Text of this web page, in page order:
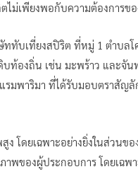
ม่เพียงพอกับความต้องการข
ทับเที่ยงสปิริต ที่หมู่ 1 ตำบลโ
ท้องถิ่น เช่น มะพร้าว และจัน
รมพาริมา ที่ได้รับมอบตราสัญลั
โดยเฉพาะอย่างยิ่งในส่วนข
พของผู้ประกอบการ โดยเฉ